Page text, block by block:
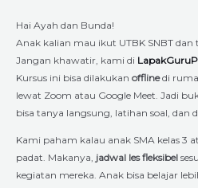
Hai Ayah dan Bunda!
Anak kalian mau ikut UTBK SNBT
Jangan khawatir, kami di
Kursus ini bisa dilakukan offlinedi
lewat Zoom atau Google Meet. Jadi
bisa tanya langsung, latihan soal, dan
Kami paham kalau anak SMA kelas 3
padat. Makanya, jadwal les fleksibel
kegiatan mereka. Anak bisa belajar